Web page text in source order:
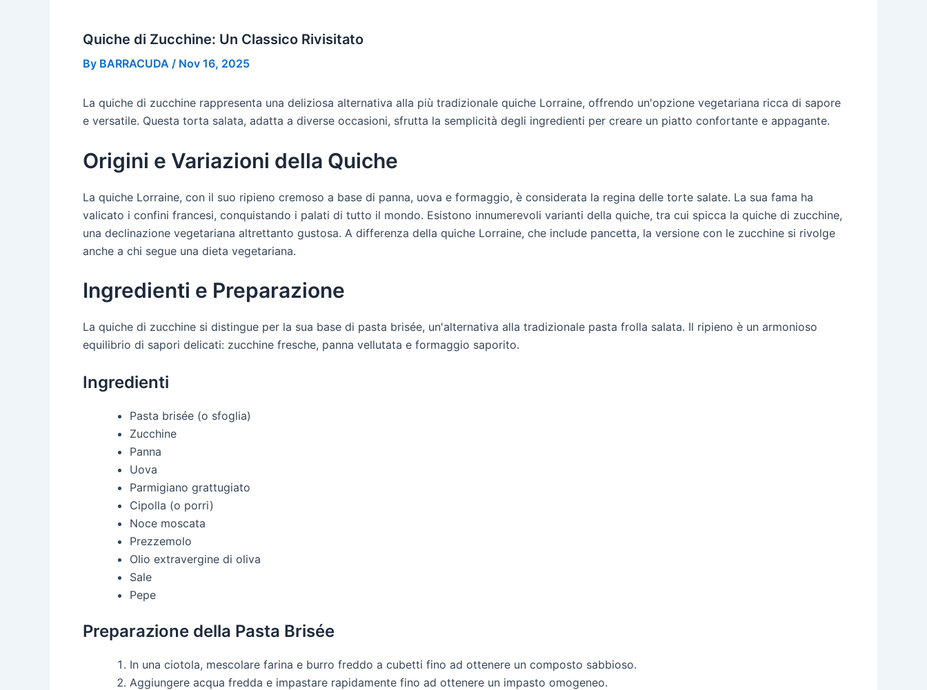
Quiche di Zucchine: Un Classico Rivisitato
By BARRACUDA / Nov 16, 2025
La quiche di zucchine rappresenta una deliziosa alternativa alla più tradizionale quiche Lorraine, offrendo un'opzione vegetariana ricca di sapore
e versatile. Questa torta salata, adatta a diverse occasioni, sfrutta la semplicità degli ingredienti per creare un piatto confortante e appagante.
Origini e Variazioni della Quiche
La quiche Lorraine, con il suo ripieno cremoso a base di panna, uova e formaggio, è considerata la regina delle torte salate. La sua fama ha
valicato i confini francesi, conquistando i palati di tutto il mondo. Esistono innumerevoli varianti della quiche, tra cui spicca la quiche di zucchine,
una declinazione vegetariana altrettanto gustosa. A differenza della quiche Lorraine, che include pancetta, la versione con le zucchine si rivolge
anche a chi segue una dieta vegetariana.
Ingredienti e Preparazione
La quiche di zucchine si distingue per la sua base di pasta brisée, un'alternativa alla tradizionale pasta frolla salata. Il ripieno è un armonioso
equilibrio di sapori delicati: zucchine fresche, panna vellutata e formaggio saporito.
Ingredienti
Pasta brisée (o sfoglia)
Zucchine
Panna
Uova
Parmigiano grattugiato
Cipolla (o porri)
Noce moscata
Prezzemolo
Olio extravergine di oliva
Sale
Pepe
Preparazione della Pasta Brisée
In una ciotola, mescolare farina e burro freddo a cubetti fino ad ottenere un composto sabbioso.
Aggiungere acqua fredda e impastare rapidamente fino ad ottenere un impasto omogeneo.